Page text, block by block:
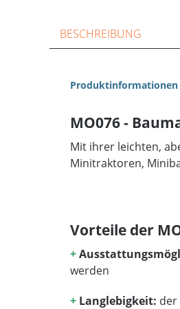
BESCHREIBUNG
Produktinformationen
MO076 -
Mit ihrer leichten,
Minitraktoren,
Vorteile der
+
werden
+ Langlebigkeit: der